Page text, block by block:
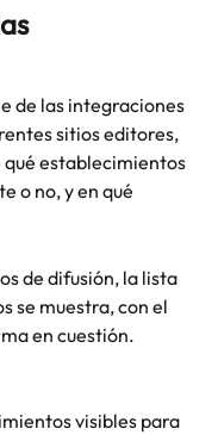
de las integraciones
sitios editores,
establecimientos
o no, y en qué
de difusión, la lista
se muestra, con el
en cuestión.
visibles para